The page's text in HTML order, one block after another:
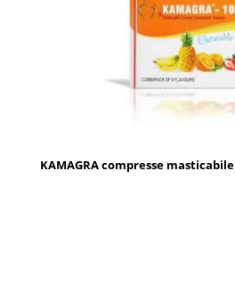
KAMAGRA compresse masticabile